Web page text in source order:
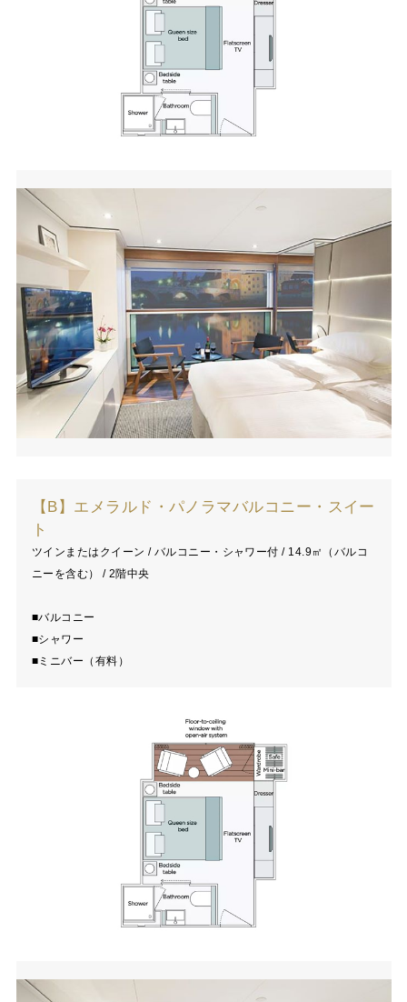
【B】エメラルド・パノラマバルコニー・スイー
ト
ツインまたはクイーン / バルコニー・シャワー付 / 14.9㎡（バルコ
ニーを含む） / 2階中央
■バルコニー
■シャワー
■ミニバー（有料）